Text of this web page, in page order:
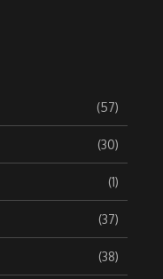
(57)
(30)
(1)
(37)
(38)